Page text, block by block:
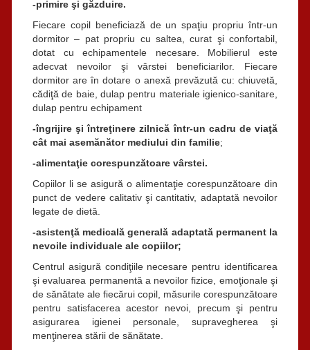
-primire şi găzduire.
Fiecare copil beneficiază de un spaţiu propriu într-un
dormitor – pat propriu cu saltea, curat şi confortabil,
dotat cu echipamentele necesare. Mobilierul este
adecvat nevoilor şi vârstei beneficiarilor. Fiecare
dormitor are în dotare o anexă prevăzută cu: chiuvetă,
cădiţă de baie, dulap pentru materiale igienico-sanitare,
dulap pentru echipament
-îngrijire şi întreţinere zilnică într-un cadru de viaţă
cât mai asemănător mediului din familie;
-alimentaţie corespunzătoare vârstei.
Copiilor li se asigură o alimentaţie corespunzătoare din
punct de vedere calitativ şi cantitativ, adaptată nevoilor
legate de dietă.
-asistenţă medicală generală adaptată permanent la
nevoile individuale ale copiilor;
Centrul asigură condiţiile necesare pentru identificarea
şi evaluarea permanentă a nevoilor fizice, emoţionale şi
de sănătate ale fiecărui copil, măsurile corespunzătoare
pentru satisfacerea acestor nevoi, precum şi pentru
asigurarea igienei personale, supravegherea şi
menţinerea stării de sănătate.